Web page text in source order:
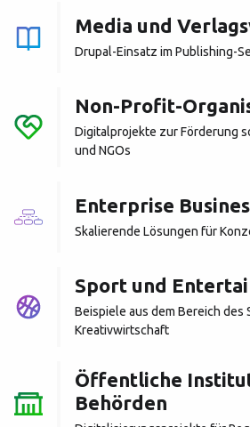
Media und
Drupal-Einsatz im Publishing-
Non-Profit-
Digitalprojekte zur Förderung
und NGOs
Enterprise
Skalierende Lösungen für
Sport und
Beispiele aus dem Bereich des
Kreativwirtschaft
Öffentliche
Behörden